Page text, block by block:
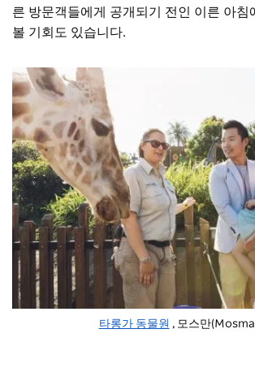
른 방문객들에게 공개되기 전인 이른 아침
볼 기회도 있습니다.
타롱가 동물원 , 모스만